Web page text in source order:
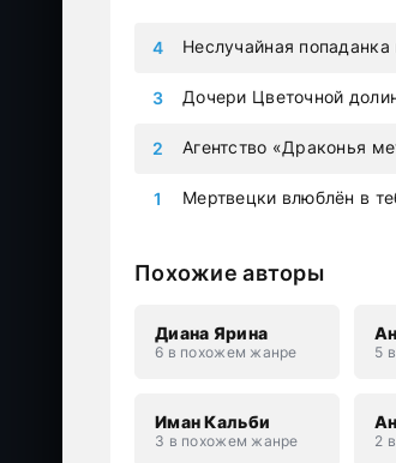
Мертвецки влюблён в
Агентство «Драконья
Дочери Цветочной
Неслучайная
Похожие авторы
Диана Ярина
6 в похожем жанре 5
Иман Кальби
3 в похожем жанре 2